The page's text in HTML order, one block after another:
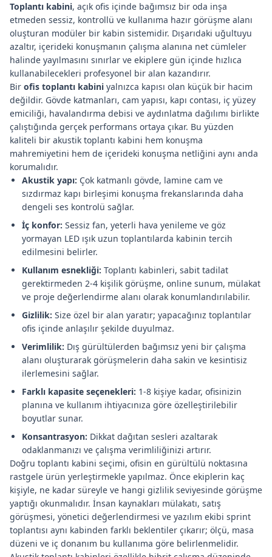
Toplantı kabini, açık ofis içinde bağımsız bir oda inşa
etmeden sessiz, kontrollü ve kullanıma hazır görüşme alanı
oluşturan modüler bir kabin sistemidir. Dışarıdaki uğultuyu
azaltır, içerideki konuşmanın çalışma alanına net cümleler
halinde yayılmasını sınırlar ve ekiplere gün içinde hızlıca
kullanabilecekleri profesyonel bir alan kazandırır.
Bir ofis toplantı kabini yalnızca kapısı olan küçük bir hacim
değildir. Gövde katmanları, cam yapısı, kapı contası, iç yüzey
emiciliği, havalandırma debisi ve aydınlatma dağılımı birlikte
çalıştığında gerçek performans ortaya çıkar. Bu yüzden
kaliteli bir akustik toplantı kabini hem konuşma
mahremiyetini hem de içerideki konuşma netliğini aynı anda
korumalıdır.
Akustik yapı: Çok katmanlı gövde, lamine cam ve
sızdırmaz kapı birleşimi konuşma frekanslarında daha
dengeli ses kontrolü sağlar.
İç konfor: Sessiz fan, yeterli hava yenileme ve göz
yormayan LED ışık uzun toplantılarda kabinin tercih
edilmesini belirler.
Kullanım esnekliği: Toplantı kabinleri, sabit tadilat
gerektirmeden 2-4 kişilik görüşme, online sunum, mülakat
ve proje değerlendirme alanı olarak konumlandırılabilir.
Gizlilik: Size özel bir alan yaratır; yapacağınız toplantılar
ofis içinde anlaşılır şekilde duyulmaz.
Verimlilik: Dış gürültülerden bağımsız yeni bir çalışma
alanı oluşturarak görüşmelerin daha sakin ve kesintisiz
ilerlemesini sağlar.
Farklı kapasite seçenekleri: 1-8 kişiye kadar, ofisinizin
planına ve kullanım ihtiyacınıza göre özelleştirilebilir
boyutlar sunar.
Konsantrasyon: Dikkat dağıtan sesleri azaltarak
odaklanmanızı ve çalışma verimliliğinizi artırır.
Doğru toplantı kabini seçimi, ofisin en gürültülü noktasına
rastgele ürün yerleştirmekle yapılmaz. Önce ekiplerin kaç
kişiyle, ne kadar süreyle ve hangi gizlilik seviyesinde görüşme
yaptığı okunmalıdır. İnsan kaynakları mülakatı, satış
görüşmesi, yönetici değerlendirmesi ve yazılım ekibi sprint
toplantısı aynı kabinden farklı beklentiler çıkarır; ölçü, masa
düzeni ve iç donanım bu kullanıma göre belirlenmelidir.